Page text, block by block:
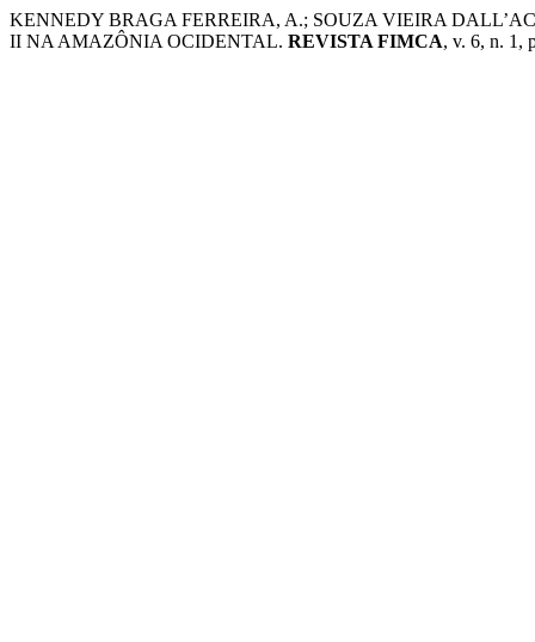
KENNEDY BRAGA FERREIRA, A.; SOUZA VIEIRA
II NA AMAZÔNIA OCIDENTAL. REVISTA FIMCA, v. 6, n. 1,